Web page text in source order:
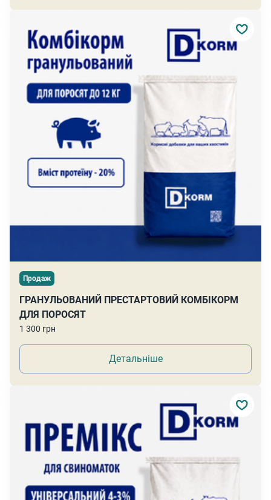
Продаж
ГРАНУЛЬОВАНИЙ ПРЕСТАРТОВИЙ КОМБІКОРМ
ДЛЯ ПОРОСЯТ
1 300 грн
Детальніше